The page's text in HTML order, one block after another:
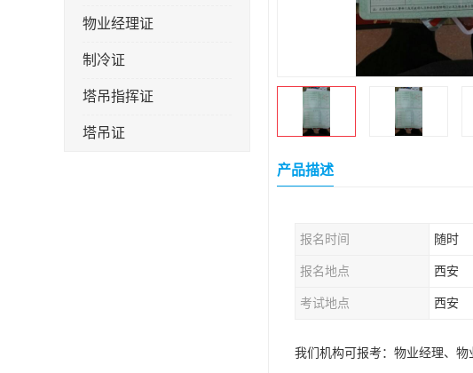
物业经理证
制冷证
塔吊指挥证
塔吊证
产品描述
报名时间 随时
报名地点 西安
考试地点 西安
我们机构可报考：物业经理、